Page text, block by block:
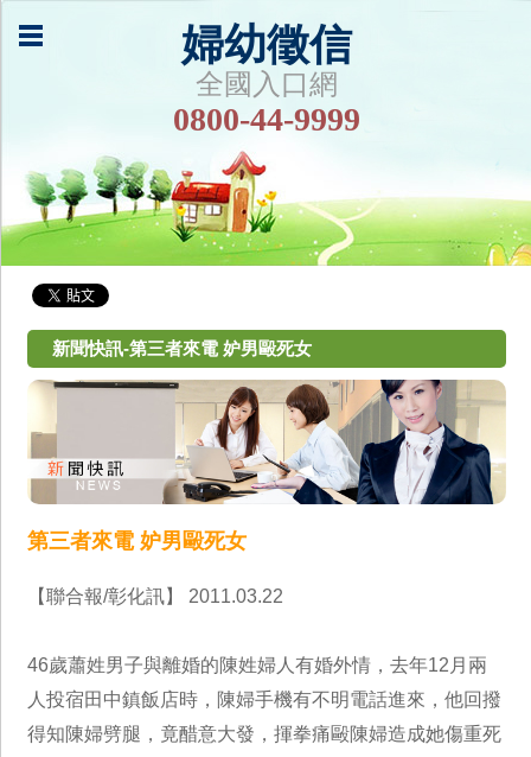
婦幼徵信
全國入口網
0800-44-9999
新聞快訊-第三者來電 妒男毆死女
第三者來電 妒男毆死女
【聯合報/彰化訊】 2011.03.22
46歲蕭姓男子與離婚的陳姓婦人有婚外情，去年12月兩
人投宿田中鎮飯店時，陳婦手機有不明電話進來，他回撥
得知陳婦劈腿，竟醋意大發，揮拳痛毆陳婦造成她傷重死